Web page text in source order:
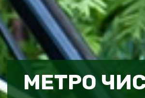
МЕТРО